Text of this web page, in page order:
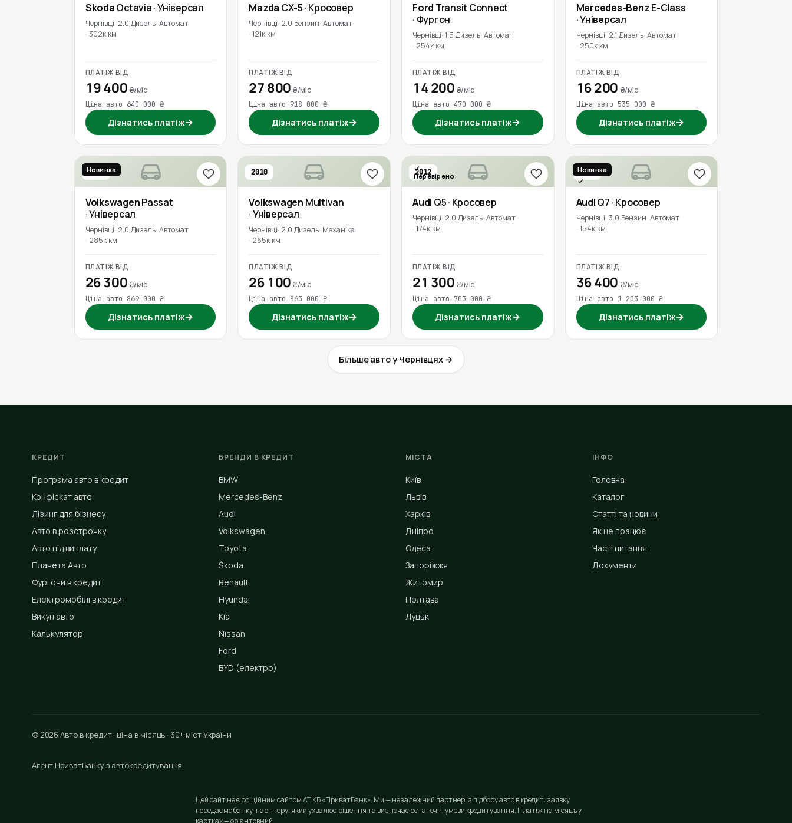
SkodaOctavia· Універсал
Чернівці 2.0 Дизель Автомат
302к км
ПЛАТІЖ ВІД
19 400 ₴/міс
Ціна авто 640 000 ₴
Дізнатись платіж→
Mazda CX-5 · Кросовер
Чернівці 2.0 Бензин Автомат
121к км
ПЛАТІЖ ВІД
27 800₴/міс
Ціна авто 918 000 ₴
Дізнатись платіж→
Ford Transit Connect
· Фургон
Чернівці 1.5 Дизель Автомат
254к км
ПЛАТІЖ ВІД
14 200 ₴/міс
Ціна авто 470 000 ₴
Дізнатись платіж→
Mercedes-BenzE-Class
· Універсал
Чернівці 2.1 Дизель Автомат
250к км
ПЛАТІЖ ВІД
16 200 ₴/міс
Ціна авто 535 000 ₴
Дізнатись платіж→
2019
Новинка
VolkswagenPassat
· Універсал
Чернівці 2.0 Дизель Автомат
285к км
ПЛАТІЖ ВІД
26 300 ₴/міс
Ціна авто 869 000 ₴
Дізнатись платіж→
2010
Volkswagen Multivan
· Універсал
Чернівці 2.0 Дизель Механіка
265к км
ПЛАТІЖ ВІД
26 100₴/міс
Ціна авто 863 000 ₴
Дізнатись платіж→
2012
Перевірено
Audi Q5· Кросовер
Чернівці 2.0 Дизель Автомат
174к км
ПЛАТІЖ ВІД
21 300 ₴/міс
Ціна авто 703 000 ₴
Дізнатись платіж→
2017
Новинка
Перевірено
AudiQ7 · Кросовер
Чернівці 3.0 Бензин Автомат
154к км
ПЛАТІЖ ВІД
36 400 ₴/міс
Ціна авто 1 203 000 ₴
Дізнатись платіж→
Більше авто у Чернівцях →
КРЕДИТ
Програма авто в кредит
Конфіскат авто
Лізинг для бізнесу
Авто в розстрочку
Авто під виплату
Планета Авто
Фургони в кредит
Електромобілі в кредит
Викуп авто
Калькулятор
БРЕНДИ В КРЕДИТ
BMW
Mercedes-Benz
Audi
Volkswagen
Toyota
Škoda
Renault
Hyundai
Kia
Nissan
Ford
BYD (електро)
МІСТА
Київ
Львів
Харків
Дніпро
Одеса
Запоріжжя
Житомир
Полтава
Луцьк
ІНФО
Головна
Каталог
Статті та новини
Як це працює
Часті питання
Документи
© 2026 Авто в кредит · ціна в місяць · 30+ міст України
Агент ПриватБанку з автокредитування
Цей сайт не є офіційним сайтом АТ КБ «ПриватБанк». Ми — незалежний партнер із підбору авто в кредит: заявку
передаємо банку-партнеру, який ухвалює рішення та визначає остаточні умови кредитування. Платіж на місяць у
картках — орієнтовний.